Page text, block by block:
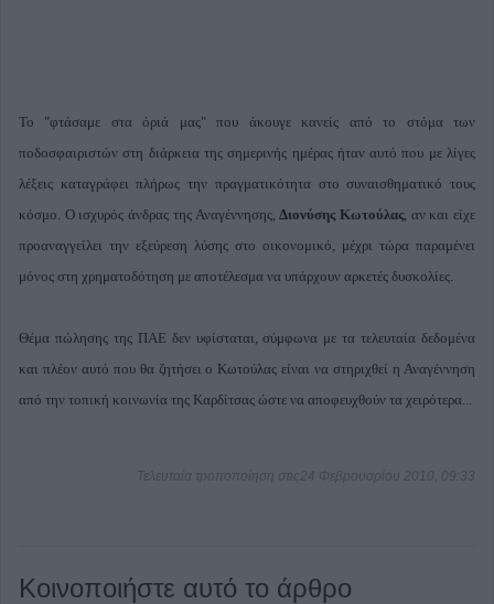
Το "φτάσαμε στα όριά μας" που άκουγε κανείς από το στόμα των
ποδοσφαιριστών στη διάρκεια της σημερινής ημέρας ήταν αυτό που με λίγες
λέξεις καταγράφει πλήρως την πραγματικότητα στο συναισθηματικό τους
κόσμο. Ο ισχυρός άνδρας της Αναγέννησης,Διονύσης Κωτούλας, αν και είχε
προαναγγείλει την εξεύρεση λύσης στο οικονομικό, μέχρι τώρα παραμένει
μόνος στη χρηματοδότηση με αποτέλεσμα να υπάρχουν αρκετές δυσκολίες.
Θέμα πώλησης της ΠΑΕ δεν υφίσταται, σύμφωνα με τα τελευταία δεδομένα
και πλέον αυτό που θα ζητήσει ο Κωτούλας είναι να στηριχθεί η Αναγέννηση
από την τοπική κοινωνία της Καρδίτσας ώστε να αποφευχθούν τα χειρότερα...
Τελευταία τροποποίηση στις24 Φεβρουαρίου 2010, 09:33
Κοινοποιήστε αυτό το άρθρο